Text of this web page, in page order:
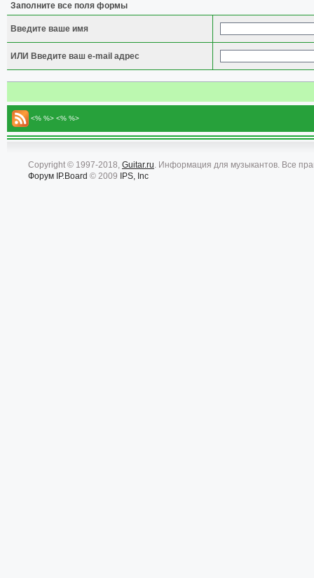
Заполните все поля формы
Введите ваше имя
ИЛИ Введите ваш e-mail адрес
<% %> <% %>
Copyright © 1997-2018, Guitar.ru. Информация для музыкантов. Все
Форум IP.Board © 2009 IPS, Inc